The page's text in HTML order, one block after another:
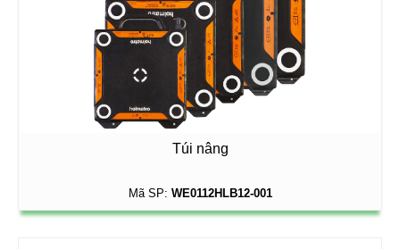
Túi nâng
Mã SP: WE0112HLB12-001